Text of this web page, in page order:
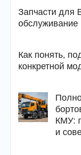
Запчасти для
обслуживание
Как понять,
конкретной
КМУ:
и